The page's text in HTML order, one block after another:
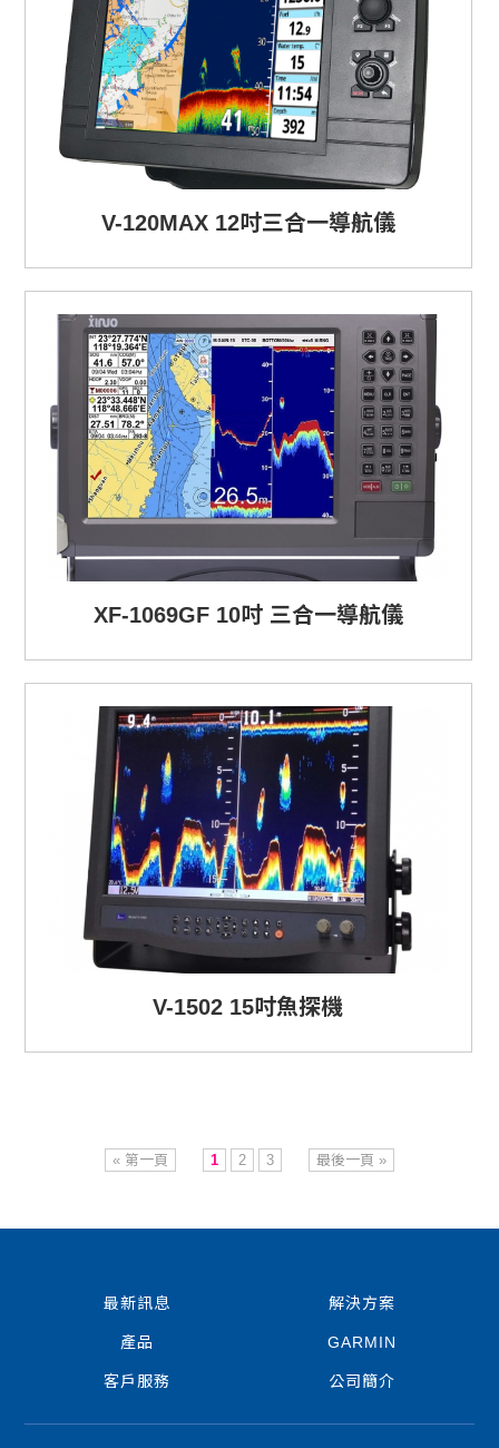
V-120MAX 12吋三合一導航儀
XF-1069GF 10吋 三合一導航儀
V-1502 15吋魚探機
« 第一頁 1 2 3 最後一頁 »
最新訊息 解決方案
產品 GARMIN
客戶服務 公司簡介